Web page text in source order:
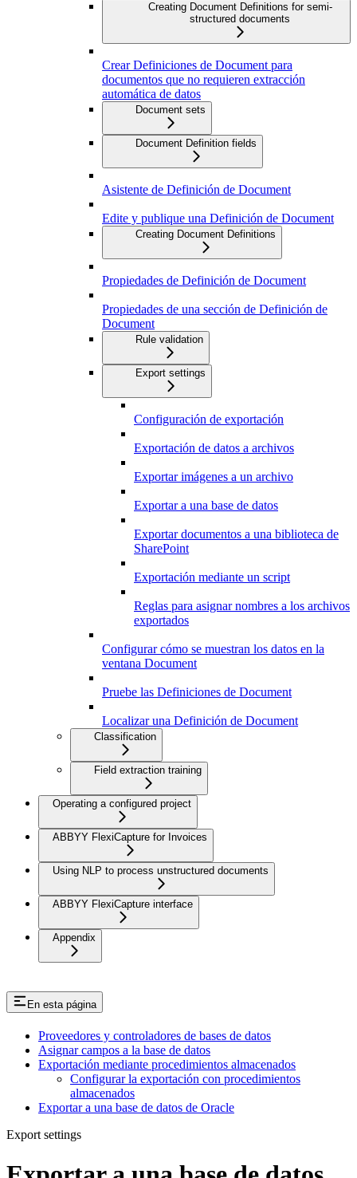
Creating Document Definitions for semi-
structured documents
Crear Definiciones de Document para
documentos que no requieren extracción
automática de datos
Document sets
Document Definition fields
Asistente de Definición de Document
Edite y publique una Definición de Document
Creating Document Definitions
Propiedades de Definición de Document
Propiedades de una sección de Definición de
Document
Rule validation
Export settings
Configuración de exportación
Exportación de datos a archivos
Exportar imágenes a un archivo
Exportar a una base de datos
Exportar documentos a una biblioteca de
SharePoint
Exportación mediante un script
Reglas para asignar nombres a los archivos
exportados
Configurar cómo se muestran los datos en la
ventana Document
Pruebe las Definiciones de Document
Localizar una Definición de Document
Classification
Field extraction training
Operating a configured project
ABBYY FlexiCapture for Invoices
Using NLP to process unstructured documents
ABBYY FlexiCapture interface
Appendix
En esta página
Proveedores y controladores de bases de datos
Asignar campos a la base de datos
Exportación mediante procedimientos almacenados
Configurar la exportación con procedimientos
almacenados
Exportar a una base de datos de Oracle
Export settings